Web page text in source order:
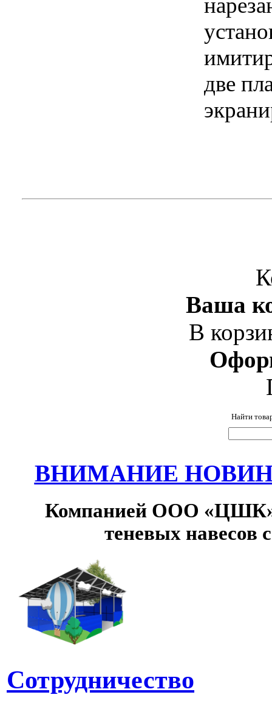
две
Ваша
В
Найти
ВНИМАНИЕ
Компанией ООО «ЦШК»
теневых навесов
Сотрудничество